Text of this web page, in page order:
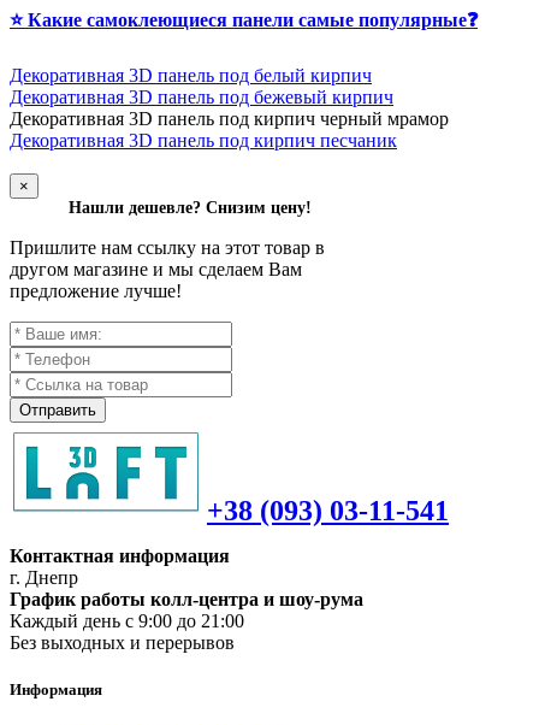
⭐ Какие самоклеющиеся панели самые популярные❓
Декоративная 3D панель под белый кирпич
Декоративная 3D панель под бежевый кирпич
Декоративная 3D панель под кирпич черный мрамор
Декоративная 3D панель под кирпич песчаник
×
Нашли дешевле? Снизим цену!
Пришлите нам ссылку на этот товар в
другом магазине и мы сделаем Вам
предложение лучше!
Отправить
+38 (093) 03-11-541
Контактная информация
г. Днепр
График работы колл-центра и шоу-рума
Каждый день с 9:00 до 21:00
Без выходных и перерывов
Информация